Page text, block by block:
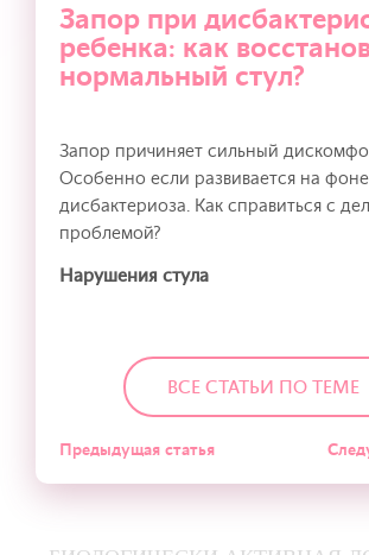
Запор при
ребенка: как
нормальный стул?
Запор причиняет сильный
Особенно если развивается на фоне
дисбактериоза. Как справиться с
проблемой?
Нарушения стула
ВСЕ СТАТЬИ ПО ТЕМЕ
Предыдущая статья